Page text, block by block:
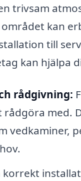
trivsam
kan
till
kan hjälpa
rådgivning:
med.
vedkaminer,
korrekt